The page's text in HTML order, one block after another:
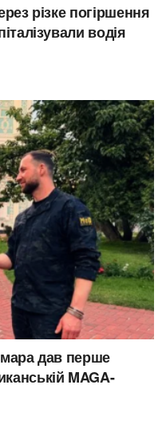
різке погіршення
водія
дав перше
MAGA-